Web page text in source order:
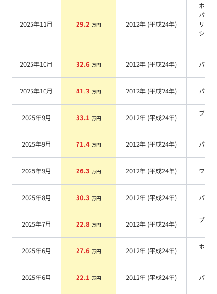
2025年11月 29.2 万円 2012年 (平成24年)
ホワ
パー
リス
シャ
2025年10月 32.6 万円 2012年 (平成24年) パール
2025年10月 41.3 万円 2012年 (平成24年) パール
2025年9月 33.1 万円 2012年 (平成24年)
ブラ
2025年9月 71.4 万円 2012年 (平成24年) パール
2025年9月 26.3 万円 2012年 (平成24年) ワイン
2025年8月 30.3 万円 2012年 (平成24年) パール
2025年7月 22.8 万円 2012年 (平成24年)
ブラ
2025年6月 27.6 万円 2012年 (平成24年)
ホワ
2025年6月 22.1 万円 2012年 (平成24年) パール